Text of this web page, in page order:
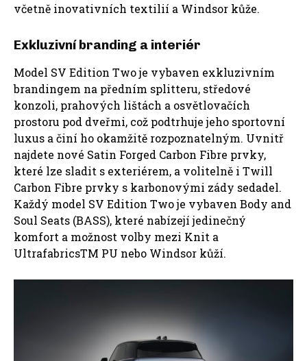
včetně inovativních textilií a Windsor kůže.
Exkluzivní branding a interiér
Model SV Edition Two je vybaven exkluzivním
brandingem na předním splitteru, středové
konzoli, prahových lištách a osvětlovačích
prostoru pod dveřmi, což podtrhuje jeho sportovní
luxus a činí ho okamžitě rozpoznatelným. Uvnitř
najdete nové Satin Forged Carbon Fibre prvky,
které lze sladit s exteriérem, a volitelně i Twill
Carbon Fibre prvky s karbonovými zády sedadel.
Každý model SV Edition Two je vybaven Body and
Soul Seats (BASS), které nabízejí jedinečný
komfort a možnost volby mezi Knit a
UltrafabricsTM PU nebo Windsor kůží.